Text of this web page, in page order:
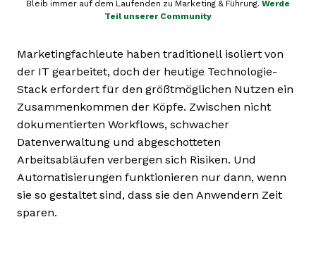
Bleib immer auf dem Laufenden zu Marketing & Führung. Werde
Teil unserer Community
Marketingfachleute haben traditionell isoliert von
der IT gearbeitet, doch der heutige Technologie-
Stack erfordert für den größtmöglichen Nutzen ein
Zusammenkommen der Köpfe. Zwischen nicht
dokumentierten Workflows, schwacher
Datenverwaltung und abgeschotteten
Arbeitsabläufen verbergen sich Risiken. Und
Automatisierungen funktionieren nur dann, wenn
sie so gestaltet sind, dass sie den Anwendern Zeit
sparen.